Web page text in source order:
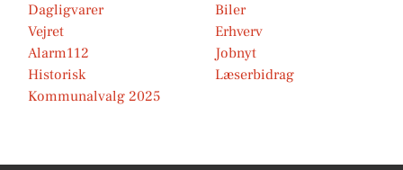
Dagligvarer
Biler
Vejret
Erhverv
Alarm112
Jobnyt
Historisk
Læserbidrag
Kommunalvalg 2025